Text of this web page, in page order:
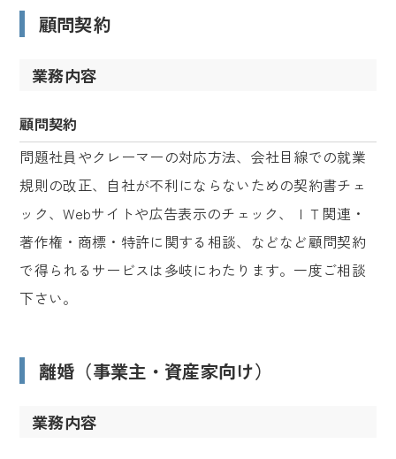
顧問契約
業務内容
顧問契約
問題社員やクレーマーの対応方法、会社目線での就業
規則の改正、自社が不利にならないための契約書チェ
ック、Webサイトや広告表示のチェック、ＩＴ関連・
著作権・商標・特許に関する相談、などなど顧問契約
で得られるサービスは多岐にわたります。一度ご相談
下さい。
離婚（事業主・資産家向け）
業務内容